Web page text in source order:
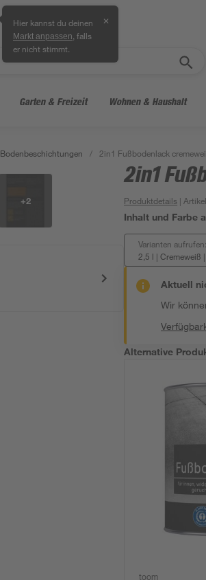
Hier kannst du deinen
Markt anpassen , falls
er nicht stimmt.
✕
Garten & Freizeit Wohnen & Haushalt
Bodenbeschichtungen / 2in1 Fußbodenlack
+2
2in1
Produktdetails |
Inhalt und Farbe
Varianten aufrufen:
2,5 l | Cremeweiß |
Aktuell
Wir
Alternative
toom